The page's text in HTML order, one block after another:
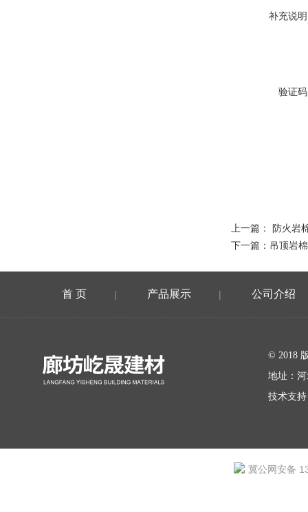
补充说
验证
上一篇： 防火岩
下一篇： 吊顶岩
首 页 | 产品展示 | 公司介绍
© 2018
地址：
技术支
冀公网安备